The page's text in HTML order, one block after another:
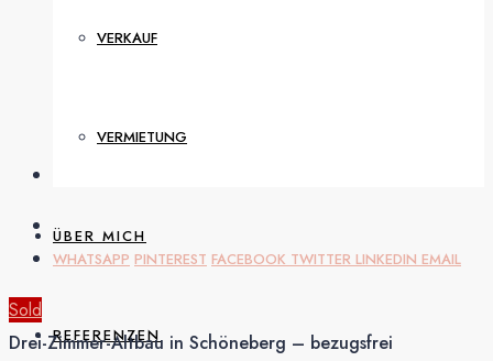
VERKAUF
VERMIETUNG
ÜBER MICH
REFERENZEN
WHATSAPP PINTEREST FACEBOOK TWITTER LINKEDIN EMAIL
Sold
Drei-Zimmer-Altbau in Schöneberg – bezugsfrei